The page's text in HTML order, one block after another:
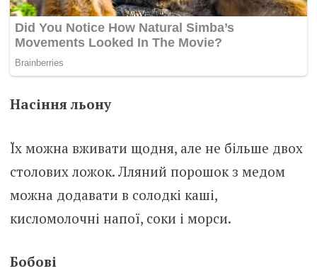
Насіння льону
Їх можна вживати щодня, але не більше двох
столових ложок. Лляний порошок з медом
можна додавати в солодкі каші,
кисломолочні напої, соки і морси.
Бобові